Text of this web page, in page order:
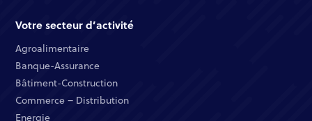
Votre secteur d’activité
Agroalimentaire
Banque-Assurance​
Bâtiment-Construction
Commerce – Distribution​
Energie​